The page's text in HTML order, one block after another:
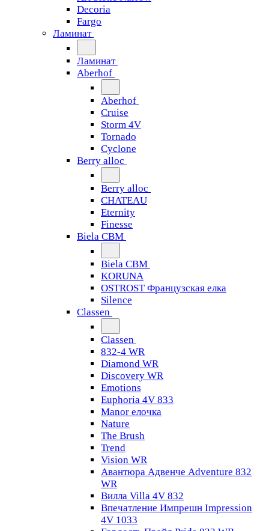
Decoria
Fargo
Ламинат
Ламинат
Aberhof
Aberhof
Cruise
Storm 4V
Tornado
Сyclone
Berry alloc
Berry alloc
CHATEAU
Eternity
Finesse
Biela CBM
Biela CBM
KORUNA
OSTROST Французская елка
Silence
Classen
Classen
832-4 WR
Diamond WR
Discovery WR
Emotions
Euphoria 4V 833
Manor елочка
Nature
The Brush
Trend
Vision WR
Авантюра Адвенче Adventure 832
WR
Вилла Villa 4V 832
Впечатление Импрешн Impression
4V 1033